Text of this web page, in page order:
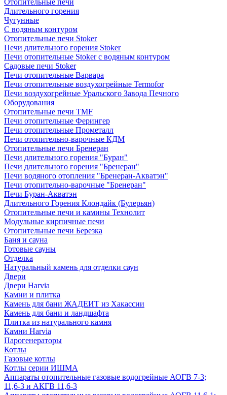
Отопительные печи
Длительного горения
Чугунные
C водяным контуром
Отопительные печи Stoker
Печи длительного горения Stoker
Печи отопительные Stoker с водяным контуром
Садовые печи Stoker
Печи отопительные Варвара
Печи отопительные воздухогрейные Termofor
Печи воздухогрейные Уральского Завода Печного
Оборудования
Отопительные печи TMF
Печи отопительные Ферингер
Печи отопительные Прометалл
Печи отопительно-варочные КДМ
Отопительные печи Бренеран
Печи длительного горения "Буран"
Печи длительного горения "Бренеран"
Печи водяного отопления "Бренеран-Акватэн"
Печи отопительно-варочные "Бренеран"
Печи Буран-Акватэн
Длительного Горения Клондайк (Булерьян)
Отопительные печи и камины Технолит
Модульные кирпичные печи
Отопительные печи Березка
Баня и сауна
Готовые сауны
Отделка
Натуральный камень для отделки саун
Двери
Двери Harvia
Камни и плитка
Камень для бани ЖАДЕИТ из Хакассии
Камень для бани и ландшафта
Плитка из натурального камня
Камни Harvia
Парогенераторы
Котлы
Газовые котлы
Котлы серии ИШМА
Аппараты отопительные газовые водогрейные АОГВ 7-3;
11,6-3 и АКГВ 11,6-3